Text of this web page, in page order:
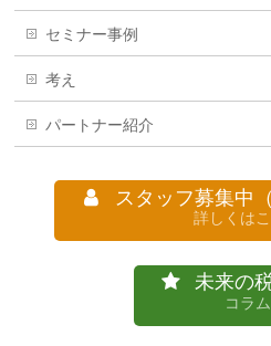
セミナー事例
考え
パートナー紹介
スタッフ募集中
詳しくは
未来の
コラム